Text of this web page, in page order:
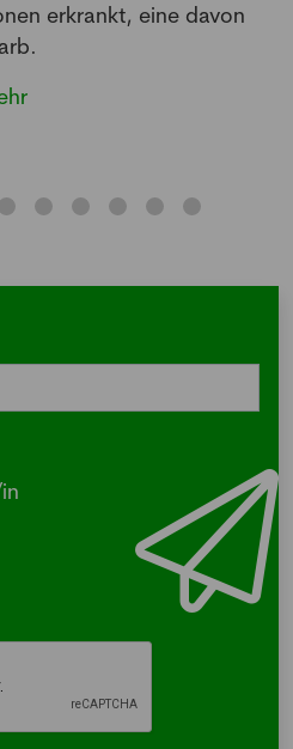
erkrankt, eine davon